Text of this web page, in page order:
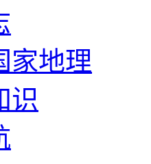
家地理
识